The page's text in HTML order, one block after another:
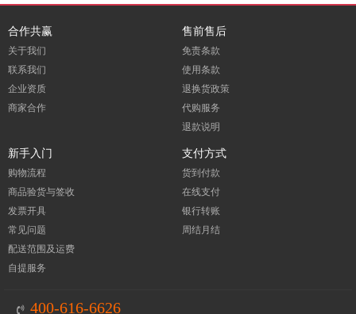
合作共赢
关于我们
联系我们
企业资质
商家合作
售前售后
免责条款
使用条款
退换货政策
代购服务
退款说明
新手入门
购物流程
商品验货与签收
发票开具
常见问题
配送范围及运费
自提服务
支付方式
货到付款
在线支付
银行转账
周结月结
400-616-6626